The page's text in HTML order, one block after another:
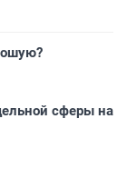
сферы на